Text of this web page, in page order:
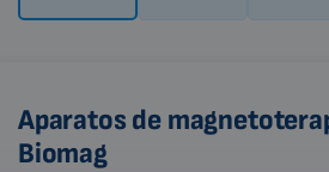
Aparatos de
Biomag